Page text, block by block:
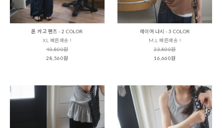
론 카고 팬츠 - 2 COLOR
XL 빠른배송 !
40,800원
28,560원
레이어 나시 - 3 COLOR
M,L 빠른배송 !
23,800원
16,660원